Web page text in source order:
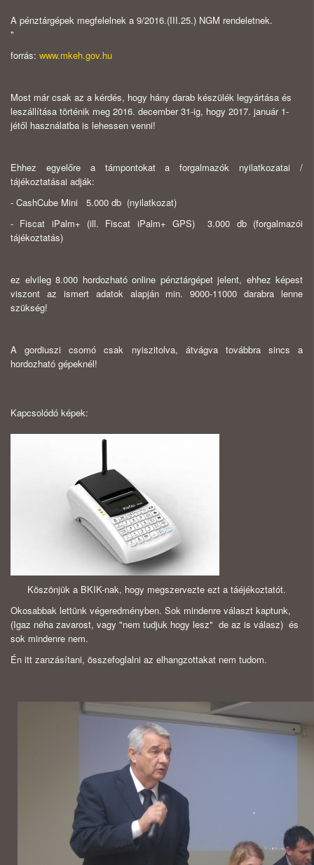
A pénztárgépek megfelelnek a 9/2016.(III.25.) NGM rendeletnek.
"
forrás: www.mkeh.gov.hu
Most már csak az a kérdés, hogy hány darab készülék legyártása és
leszállítása történik meg 2016. december 31-ig, hogy 2017. január 1-
jétől használatba is lehessen venni!
Ehhez egyelőre a támpontokat a forgalmazók nyilatkozatai /
tájékoztatásai adják:
- CashCube Mini 5.000 db (nyilatkozat)
- Fiscat iPalm+ (ill. Fiscat iPalm+ GPS) 3.000 db (forgalmazói
tájékoztatás)
ez elvileg 8.000 hordozható online pénztárgépet jelent, ehhez képest
viszont az ismert adatok alapján min. 9000-11000 darabra lenne
szükség!
A gordiuszi csomó csak nyiszitolva, átvágva továbbra sincs a
hordozható gépeknél!
Kapcsolódó képek:
Köszönjük a BKIK-nak, hogy megszervezte ezt a táéjékoztatót.
Okosabbak lettünk végeredményben. Sok mindenre választ kaptunk,
(Igaz néha zavarost, vagy "nem tudjuk hogy lesz" de az is válasz) és
sok mindenre nem.
Én itt zanzásítani, összefoglalni az elhangzottakat nem tudom.